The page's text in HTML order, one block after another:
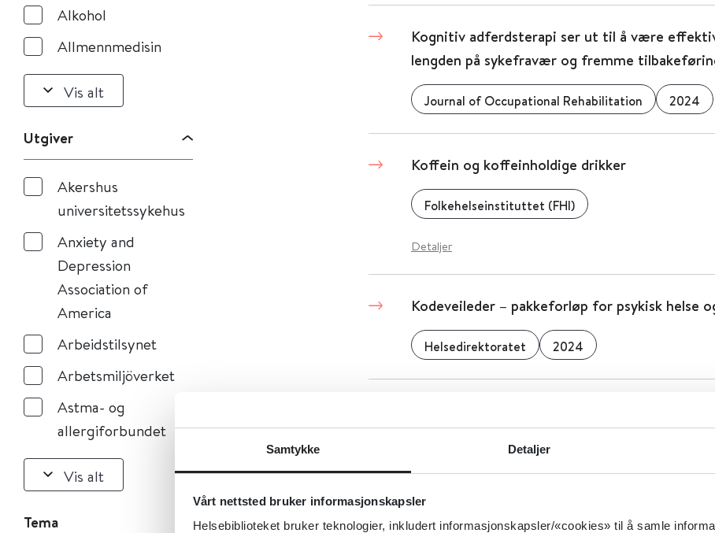
Samtykke Detaljer
Vårt nettsted bruker informasjonskapsler
Helsebiblioteket bruker teknologier, inkludert informasjonskapsler/«cookies» til å samle
Alkohol
Allmennmedisin
Vis alt
Utgiver
Akershus
universitetssykehus
Anxiety and
Depression
Association of
America
Arbeidstilsynet
Arbetsmiljöverket
Astma- og
allergiforbundet
Vis alt
Tema
Kognitiv adferdsterapi ser ut til å være
lengden på sykefravær og fremme
Journal of Occupational Rehabilitation 2024
Koffein og koffeinholdige drikker
Folkehelseinstituttet (FHI)
Detaljer
Kodeveileder – pakkeforløp for psykisk helse
Helsedirektoratet 2024
RELIS – regionale legemiddelinformasjonssentre
Kodein - behandlingsanbefaling ved forgiftning